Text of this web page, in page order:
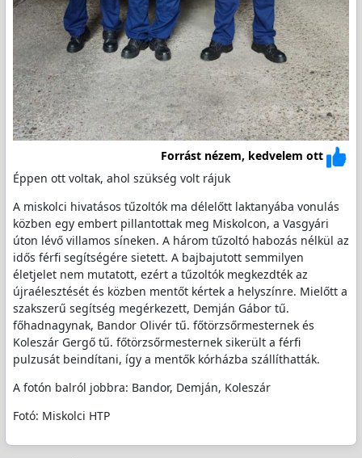
Forrást nézem, kedvelem ott
Éppen ott voltak, ahol szükség volt rájuk
A miskolci hivatásos tűzoltók ma délelőtt laktanyába vonulás
közben egy embert pillantottak meg Miskolcon, a Vasgyári
úton lévő villamos síneken. A három tűzoltó habozás nélkül az
idős férfi segítségére sietett. A bajbajutott semmilyen
életjelet nem mutatott, ezért a tűzoltók megkezdték az
újraélesztését és közben mentőt kértek a helyszínre. Mielőtt a
szakszerű segítség megérkezett, Demján Gábor tű.
főhadnagynak, Bandor Olivér tű. főtörzsőrmesternek és
Koleszár Gergő tű. főtörzsőrmesternek sikerült a férfi
pulzusát beindítani, így a mentők kórházba szállíthatták.
A fotón balról jobbra: Bandor, Demján, Koleszár
Fotó: Miskolci HTP